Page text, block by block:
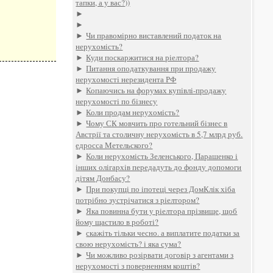
тапки, а у вас?))
►
►
►Чи правомірно виставлений податок на
нерухомість?
►Куди поскаржитися на ріелтора?
►Питання оподаткування при продажу
нерухомості нерезидента РФ
►Копаючись на форумах купівлі-продажу
нерухомості по бізнесу
►Коли продам нерухомість?
►Чому СК мовчить про готельний бізнес в
Австрії та столичну нерухомість в 5,7 млрд руб.
едросса Метельского?
►Коли нерухомість Зеленського, Парашенко і
інших олігархів передадуть до фонду допомоги
дітям Донбасу?
►При покупці по іпотеці через ДомКлік хіба
потрібно зустрічатися з ріелтором?
►Яка повинна бути у ріелтора прізвище, щоб
йому щастило в роботі?
►скажіть тільки чесно. а виплатите податки за
свою нерухомість? і яка сума?
►Чи можливо розірвати договір з агентами з
нерухомості з поверненням коштів?